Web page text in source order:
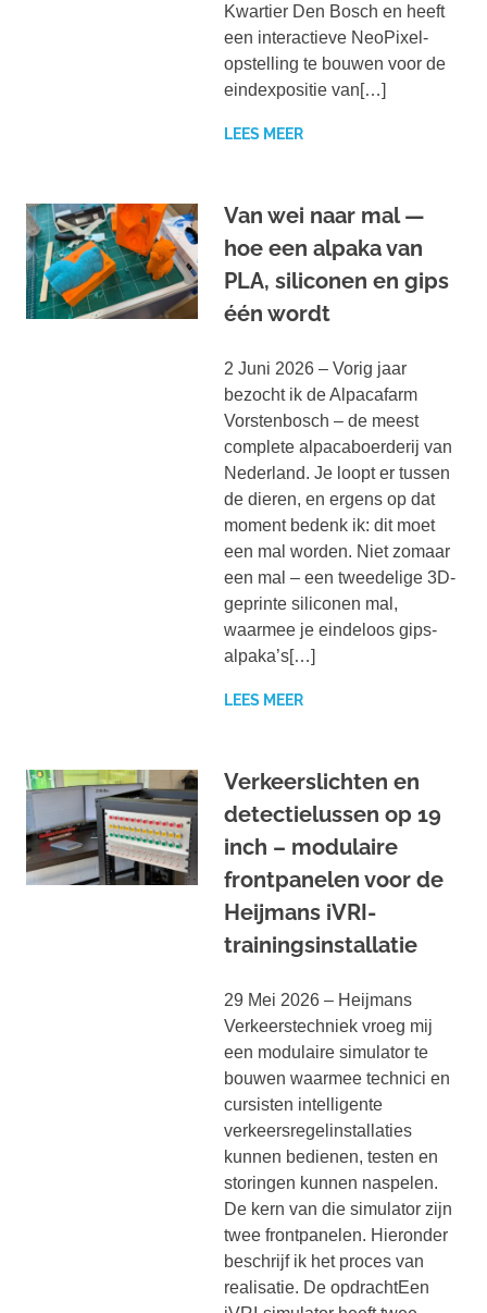
Kwartier Den Bosch en heeft
een interactieve NeoPixel-
opstelling te bouwen voor de
eindexpositie van[…]
LEES MEER
Van wei naar mal —
hoe een alpaka van
PLA, siliconen en gips
één wordt
2 Juni 2026 – Vorig jaar
bezocht ik de Alpacafarm
Vorstenbosch – de meest
complete alpacaboerderij van
Nederland. Je loopt er tussen
de dieren, en ergens op dat
moment bedenk ik: dit moet
een mal worden. Niet zomaar
een mal – een tweedelige 3D-
geprinte siliconen mal,
waarmee je eindeloos gips-
alpaka’s[…]
LEES MEER
Verkeerslichten en
detectielussen op 19
inch – modulaire
frontpanelen voor de
Heijmans iVRI-
trainingsinstallatie
29 Mei 2026 – Heijmans
Verkeerstechniek vroeg mij
een modulaire simulator te
bouwen waarmee technici en
cursisten intelligente
verkeersregelinstallaties
kunnen bedienen, testen en
storingen kunnen naspelen.
De kern van die simulator zijn
twee frontpanelen. Hieronder
beschrijf ik het proces van
realisatie. De opdrachtEen